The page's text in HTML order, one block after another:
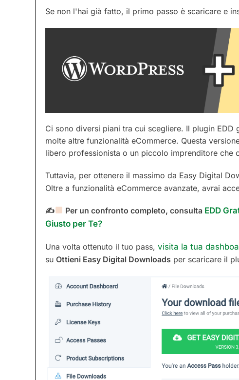
Se non l'hai già fatto, il primo passo è scaricare e
Ci sono diversi piani tra cui scegliere. Il plugin
molte altre funzionalità eCommerce. Questa
libero professionista o un piccolo imprenditore che
Tuttavia, per ottenere il massimo da Easy Digital
Oltre a funzionalità eCommerce avanzate, avrai
✍ Per un confronto completo, consulta EDD
Giusto per Te?
Una volta ottenuto il tuo pass, visita la tua
su Ottieni Easy Digital Downloads per scaricare il